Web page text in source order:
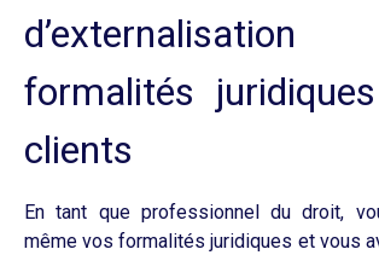
formalités
clients
En tant que professionnel du droit,
même vos formalités juridiques et vous